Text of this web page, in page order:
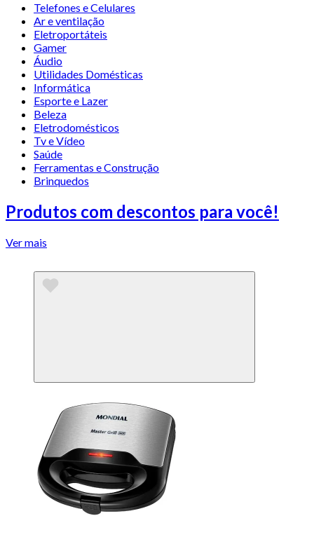
Telefones e Celulares
Ar e ventilação
Eletroportáteis
Gamer
Áudio
Utilidades Domésticas
Informática
Esporte e Lazer
Beleza
Eletrodomésticos
Tv e Vídeo
Saúde
Ferramentas e Construção
Brinquedos
Produtos com descontos para você!
Ver mais